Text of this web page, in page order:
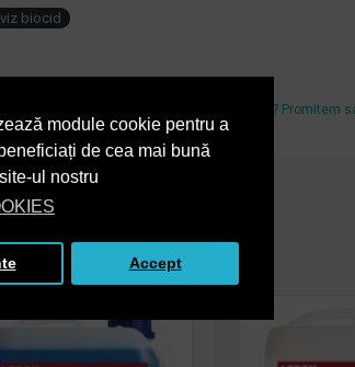
module cookie pentru a
de cea mai bună
ul nostru
Accept
biocid
Ai gasit un pret mai mic? Promitem
echivalam.
la acelasi producator